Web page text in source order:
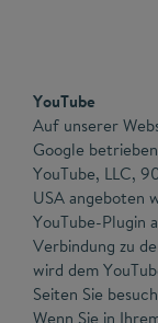
YouTube
Auf unserer
Google
YouTube, LLC,
USA angeboten
YouTube-Plugin
Verbindung zu
wird dem
Seiten Sie
Wenn Sie in